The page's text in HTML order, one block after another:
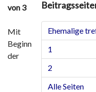
Ehemalige
1
2
Alle Seiten
von 3
Mit
Beginn
der